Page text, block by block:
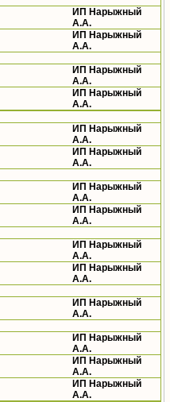
ИП Нарыжный
А.А.
ИП Нарыжный
А.А.
ИП Нарыжный
А.А.
ИП Нарыжный
А.А.
ИП Нарыжный
А.А.
ИП Нарыжный
А.А.
ИП Нарыжный
А.А.
ИП Нарыжный
А.А.
ИП Нарыжный
А.А.
ИП Нарыжный
А.А.
ИП Нарыжный
А.А.
ИП Нарыжный
А.А.
ИП Нарыжный
А.А.
ИП Нарыжный
А.А.